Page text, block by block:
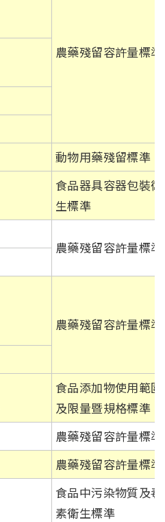
農藥殘留容許量標準
動物用藥殘留標準
食品器具容器包裝衛
生標準
農藥殘留容許量標準
農藥殘留容許量標準
食品添加物使用範圍
及限量暨規格標準
農藥殘留容許量標準
農藥殘留容許量標準
食品中污染物質及毒
素衛生標準